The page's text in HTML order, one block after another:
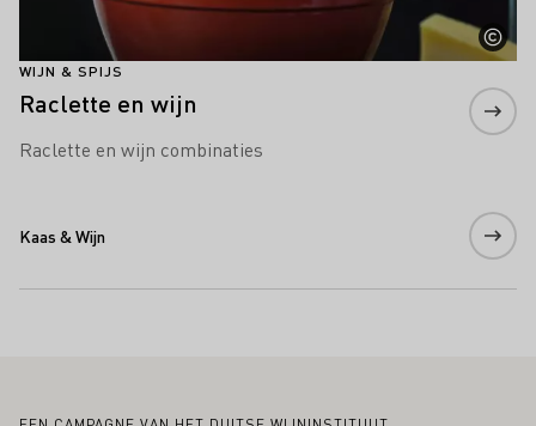
WIJN & SPIJS
Raclette en wijn
Raclette en wijn combinaties
Kaas & Wijn